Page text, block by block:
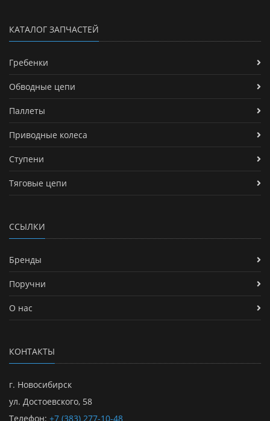
КАТАЛОГ ЗАПЧАСТЕЙ
Гребенки
Обводные цепи
Паллеты
Приводные колеса
Ступени
Тяговые цепи
ССЫЛКИ
Бренды
Поручни
О нас
КОНТАКТЫ
г. Новосибирск
ул. Достоевского, 58
Телефон: +7 (383) 277-10-48